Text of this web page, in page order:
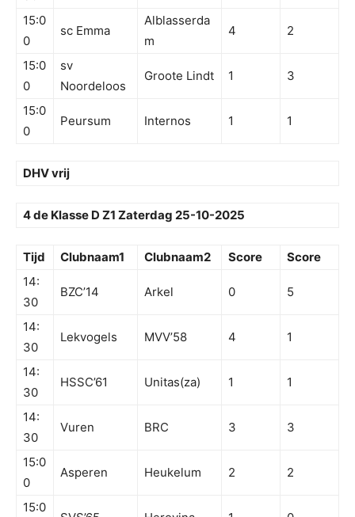
15:0
0
sc Emma
Alblasserda
m
4 2
15:0
0
sv
Noordeloos
Groote Lindt 1 3
15:0
0
Peursum Internos 1 1
DHV vrij
4 de Klasse D Z1 Zaterdag 25-10-2025
Tijd Clubnaam1 Clubnaam2 Score
Score
14:
30
BZC’14 Arkel 0 5
14:
30
Lekvogels MVV’58 4 1
14:
30
HSSC’61 Unitas(za) 1 1
14:
30
Vuren BRC 3 3
15:0
0
Asperen Heukelum 2 2
15:0